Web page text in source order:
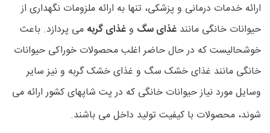
ارائه خدمات درمانی و پزشکی، تنها به ارائه ملزومات نگهداری از
حیوانات خانگی مانند غذای سگ وغذای گربه می پردازد. باعث
خوشحالیست که در حال حاضر اغلب محصولات خوراکی حیوانات
خانگی مانند غذای خشک سگ و غذای خشک گربه و نیز سایر
وسایل مورد نیاز حیوانات خانگی که در پت شاپهای کشور ارائه می
شوند، محصولات با کیفیت تولید داخل می باشند.